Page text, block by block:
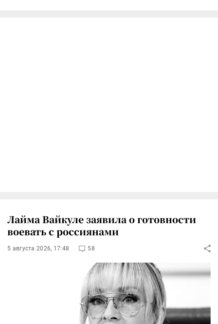
Лайма Вайкуле заявила о готовности
воевать с россиянами
5 августа 2026, 17:48 58